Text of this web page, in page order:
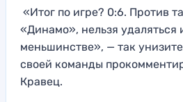
«Итог по игре? 0:6. Против
«Динамо», нельзя удаляться
меньшинстве», — так
своей команды
Кравец.